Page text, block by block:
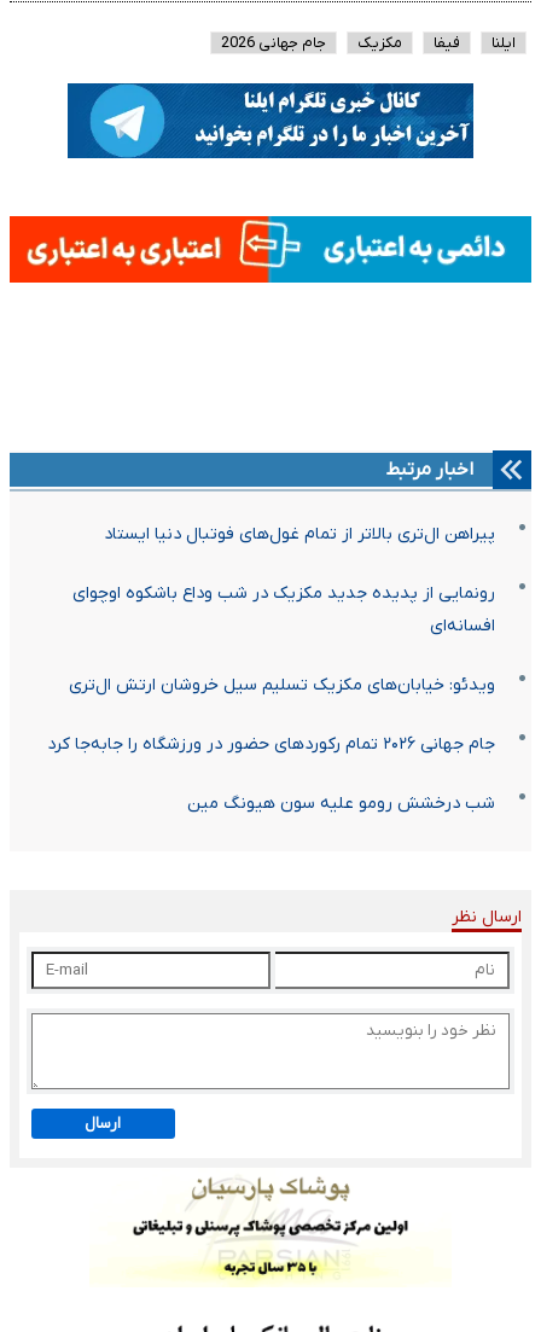
ایلنا فیفا مکزیک جام جهانی 2026
اخبار مرتبط
پیراهن ال‌تری بالاتر از تمام غول‌های فوتبال دنیا ایستاد
رونمایی از پدیده جدید مکزیک در شب وداع باشکوه اوچوای
افسانه‌ای
ویدئو: خیابان‌های مکزیک تسلیم سیل خروشان ارتش ال‌تری
جام جهانی ۲۰۲۶ تمام رکوردهای حضور در ورزشگاه را جابه‌جا کرد
شب درخشش رومو علیه سون هیونگ مین
ارسال نظر
ارسال